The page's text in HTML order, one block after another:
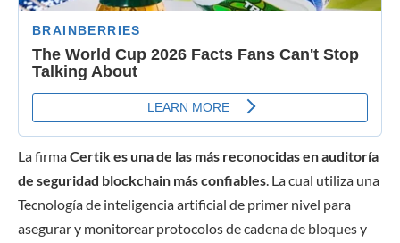
La firmaCertik es una de las más reconocidas en auditoría
de seguridad blockchain más confiables. La cual utiliza una
Tecnología de inteligencia artificial de primer nivel para
asegurar y monitorear protocolos de cadena de bloques y